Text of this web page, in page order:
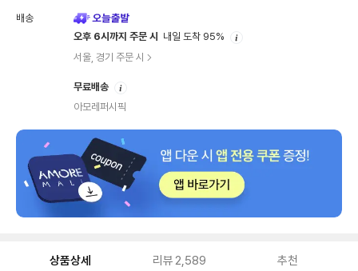
배송
오후 6시까지 주문 시
내일 도착 95%
서울, 경기 주문 시
무료배송
아모레퍼시픽
상품상세 리뷰2,589 추천